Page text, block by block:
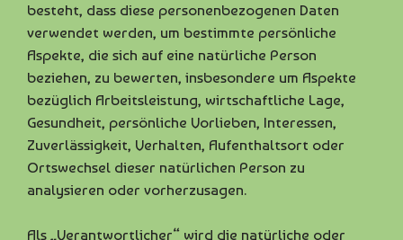
besteht, dass diese personenbezogenen Daten
verwendet werden, um bestimmte persönliche
Aspekte, die sich auf eine natürliche Person
beziehen, zu bewerten, insbesondere um Aspekte
bezüglich Arbeitsleistung, wirtschaftliche Lage,
Gesundheit, persönliche Vorlieben, Interessen,
Zuverlässigkeit, Verhalten, Aufenthaltsort oder
Ortswechsel dieser natürlichen Person zu
analysieren oder vorherzusagen.
Als „Verantwortlicher“ wird die natürliche oder